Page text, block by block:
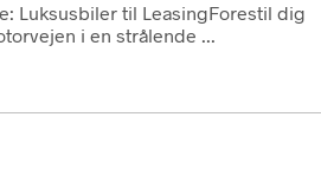
Luksusbiler til LeasingForestil dig
i en strålende ...